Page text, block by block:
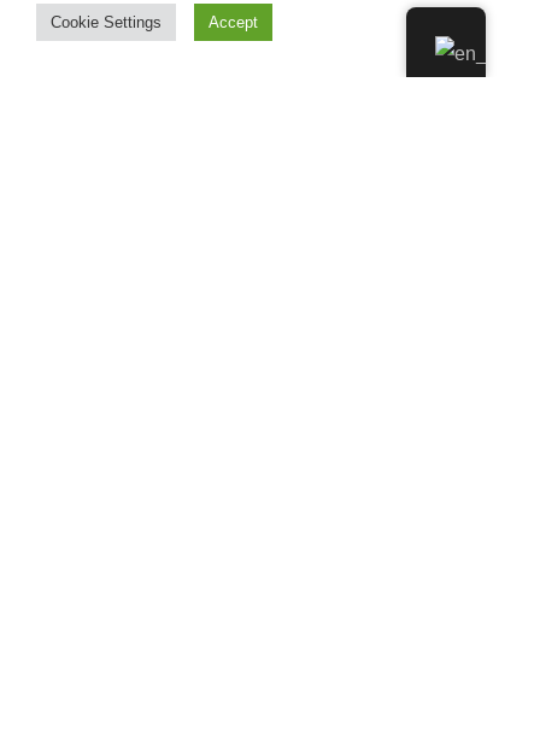
Cookie Settings Accept